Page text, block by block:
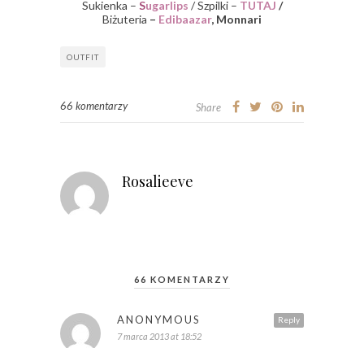
Sukienka – Sugarlips / Szpilki – TUTAJ /
Biżuteria – Edibaazar, Monnari
OUTFIT
66 komentarzy Share
Rosalieeve
66 KOMENTARZY
Reply
ANONYMOUS
7 marca 2013 at 18:52